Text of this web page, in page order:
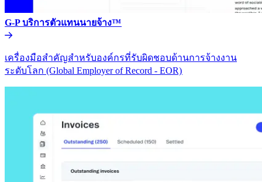
G-P บริการตัวแทนนายจ้าง™​​
เครื่องมือสำคัญสำหรับองค์กรที่รับผิดชอบด้านการจ้างงาน
ระดับโลก (Global Employer of Record - EOR)​​